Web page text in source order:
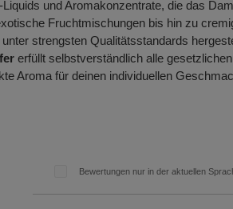
und Aromakonzentrate, die das
Fruchtmischungen bis hin zu
strengsten Qualitätsstandards
erfüllt selbstverständlich alle
Aroma für deinen individuellen
Bewertungen nur in der aktuellen